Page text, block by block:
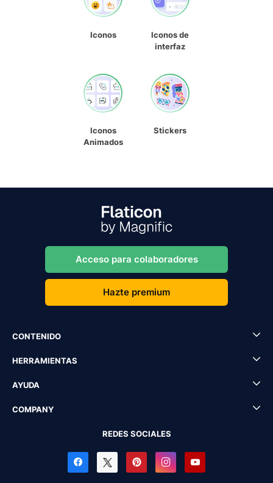
Iconos
Iconos de
interfaz
Iconos
Animados
Stickers
Acceso para colaboradores
Hazte premium
CONTENIDO
HERRAMIENTAS
AYUDA
COMPANY
REDES SOCIALES